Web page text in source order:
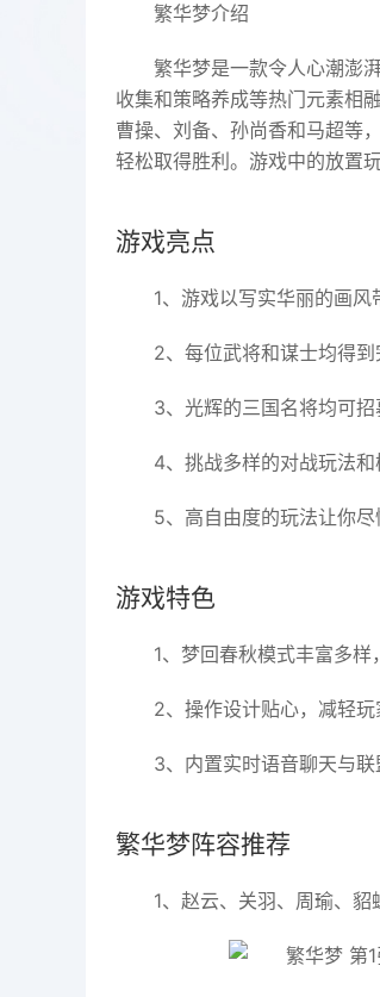
繁华梦介绍
繁华梦是一款令人心潮澎
收集和策略养成等热门元素相
曹操、刘备、孙尚香和马超等
轻松取得胜利。游戏中的放置
游戏亮点
1、游戏以写实华丽的画风
2、每位武将和谋士均得
3、光辉的三国名将均可
4、挑战多样的对战玩法
5、高自由度的玩法让你
游戏特色
1、梦回春秋模式丰富多
2、操作设计贴心，减轻
3、内置实时语音聊天与
繁华梦阵容推荐
1、赵云、关羽、周瑜、貂